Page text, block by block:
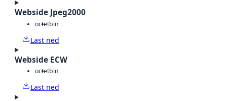
Webside Jpeg2000
octetbin
Last ned
Webside ECW
octetbin
Last ned